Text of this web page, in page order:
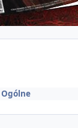
Ogólne